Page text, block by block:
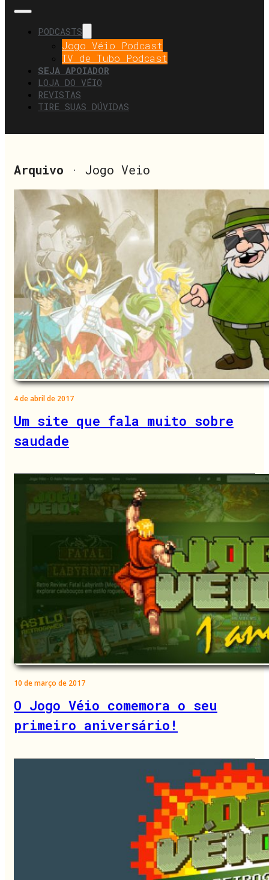
PODCASTS
Jogo Véio Podcast
TV de Tubo Podcast
SEJA APOIADOR
LOJA DO VÉIO
REVISTAS
TIRE SUAS DÚVIDAS
Arquivo · Jogo Veio
4 de abril de 2017
Um site que fala muito sobre
saudade
10 de março de 2017
O Jogo Véio comemora o seu
primeiro aniversário!